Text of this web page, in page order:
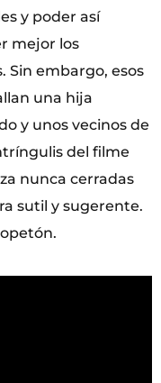
y poder así
mejor los
Sin embargo, esos
una hija
y unos vecinos de
del filme
nunca cerradas
sutil y sugerente.